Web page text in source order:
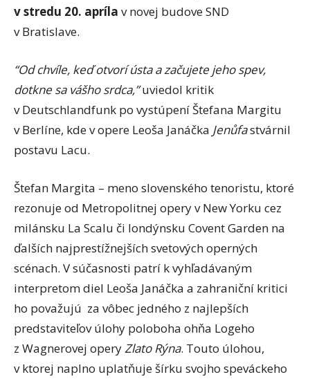
v stredu 20. apríla v novej budove SND
v Bratislave.
“Od chvíle, keď otvorí ústa a začujete jeho spev,
dotkne sa vášho srdca,”uviedol kritik
v Deutschlandfunk po vystúpení Štefana Margitu
v Berlíne, kde v opere Leoša Janáčka Jenůfastvárnil
postavu Lacu.
Štefan Margita – meno slovenského tenoristu, ktoré
rezonuje od Metropolitnej opery v New Yorku cez
milánsku La Scalu či londýnsku Covent Garden na
ďalších najprestížnejších svetových operných
scénach. V súčasnosti patrí k vyhľadávaným
interpretom diel Leoša Janáčka a zahraniční kritici
ho považujú za vôbec jedného z najlepších
predstaviteľov úlohy poloboha ohňa Logeho
z Wagnerovej operyZlato Rýna. Touto úlohou,
v ktorej naplno uplatňuje šírku svojho speváckeho